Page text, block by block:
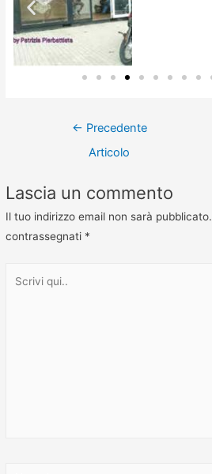
← Precedente
Articolo
Lascia un commento
Il tuo indirizzo email non sarà pubblicato.
contrassegnati *